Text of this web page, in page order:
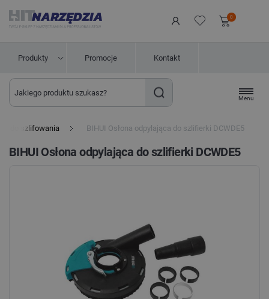
0
Produkty Promocje Kontakt
Menu
do szlifowania BIHUI Osłona odpylająca do szlifierki DCWDE5
BIHUI Osłona odpylająca do szlifierki DCWDE5